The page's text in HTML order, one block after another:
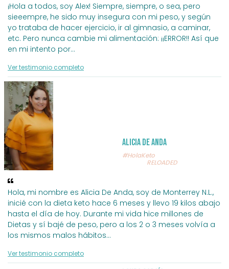
¡Hola a todos, soy Alex! Siempre, siempre, o sea, pero
sieeempre, he sido muy insegura con mi peso, y según
yo trataba de hacer ejercicio, ir al gimnasio, a caminar,
etc. Pero nunca cambie mi alimentación: ¡¡ERROR!! Así que
en mi intento por...
Ver testimonio completo
Hola, mi nombre es Alicia De Anda, soy de Monterrey N.L.,
inicié con la dieta keto hace 6 meses y llevo 19 kilos abajo
hasta el día de hoy. Durante mi vida hice millones de
Dietas y sí bajé de peso, pero a los 2 o 3 meses volvía a
los mismos malos hábitos...
Ver testimonio completo
Alicia de Anda
#HolaKeto
RELOADED